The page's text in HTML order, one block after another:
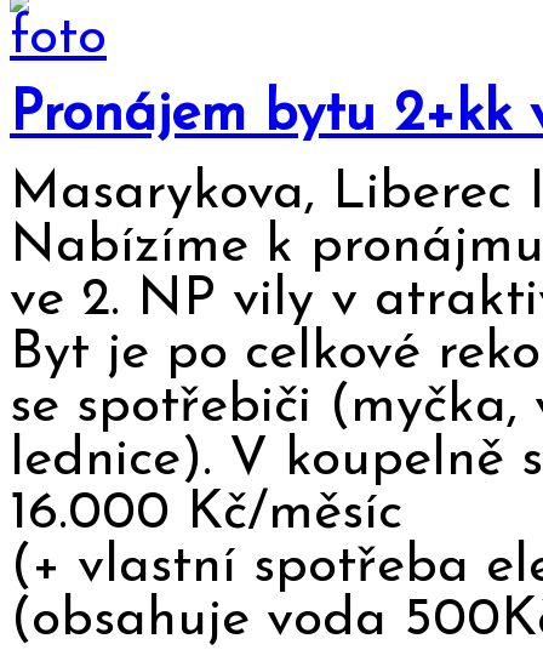
Pronájem bytu 2+kk
Masarykova, Liberec
Nabízíme k
ve 2. NP vily v
Byt je po celkové
se spotřebiči
lednice). V koupelně
16.000 Kč/měsíc
(+ vlastní spotřeba
(obsahuje voda